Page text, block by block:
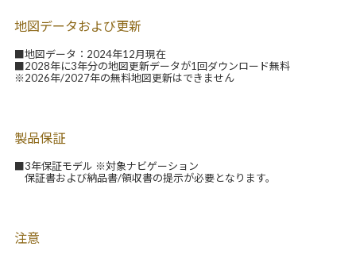
地図データおよび更新
■地図データ：2024年12月現在
■2028年に3年分の地図更新データが1回ダウンロード無料
※2026年/2027年の無料地図更新はできません
製品保証
■3年保証モデル ※対象ナビゲーション
保証書および納品書/領収書の提示が必要となります。
注意